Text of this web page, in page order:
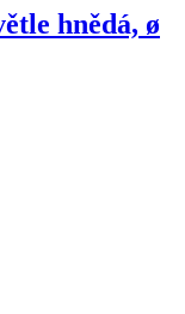
hnědá, ø